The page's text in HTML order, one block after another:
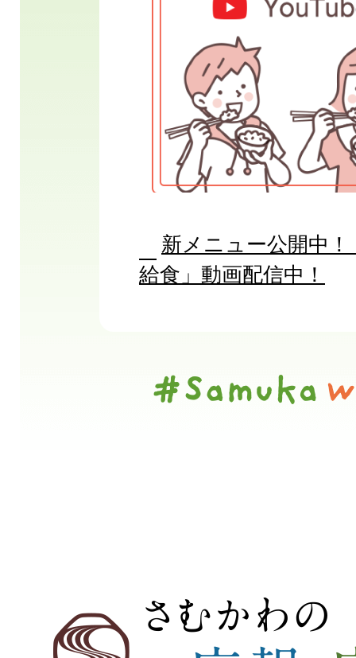
新メニュー公開中
給食」動画配信中！
さ
む